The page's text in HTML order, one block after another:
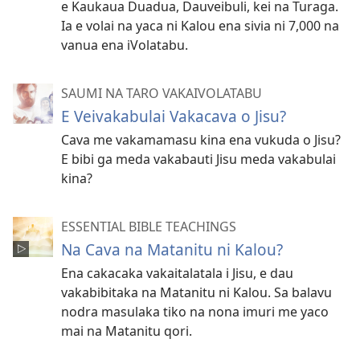
e Kaukaua Duadua, Dauveibuli, kei na Turaga.
Ia e volai na yaca ni Kalou ena sivia ni 7,000 na
vanua ena iVolatabu.
SAUMI NA TARO VAKAIVOLATABU
E Veivakabulai Vakacava o Jisu?
Cava me vakamamasu kina ena vukuda o Jisu?
E bibi ga meda vakabauti Jisu meda vakabulai
kina?
ESSENTIAL BIBLE TEACHINGS
Na Cava na Matanitu ni Kalou?
Ena cakacaka vakaitalatala i Jisu, e dau
vakabibitaka na Matanitu ni Kalou. Sa balavu
nodra masulaka tiko na nona imuri me yaco
mai na Matanitu qori.